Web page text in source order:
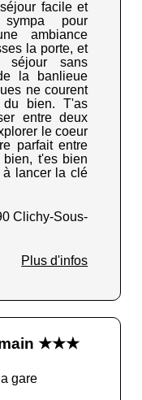
facile et
pour
ambiance
la porte, et
sans
la banlieue
ne courent
bien. T'as
entre deux
le coeur
parfait entre
t'es bien
à lancer la clé
Clichy-Sous-
Plus d'infos
★★★
gare